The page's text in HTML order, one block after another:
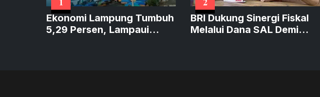
Ekonomi Lampung Tumbuh
5,29 Persen, Lampaui
BRI Dukung Sinergi Fiskal
Melalui Dana SAL Demi